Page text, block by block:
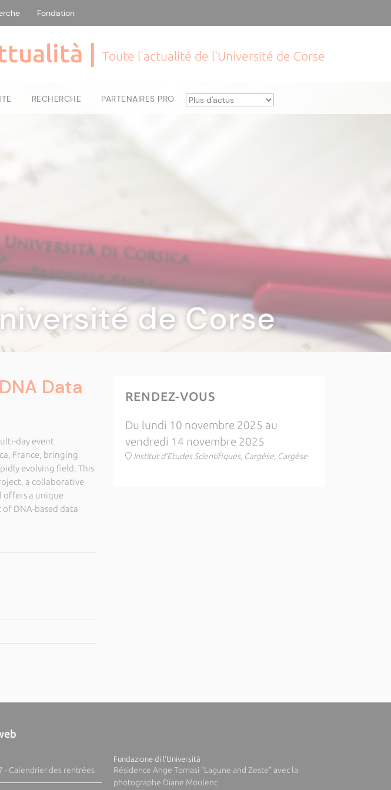
Fondation
| Toute l'actualité de l'Université de Corse
RECHERCHE PARTENAIRES PRO
de Corse
Data
day event
France, bringing
evolving field. This
a collaborative
offers a unique
DNA-based data
RENDEZ-VOUS
Du lundi 10 novembre 2025 au
vendredi 14 novembre 2025
Institut d'Etudes Scientifiques, Cargèse, Cargèse
- Calendrier des rentrées
Fundazione di l'Università
Résidence Ange Tomasi "Lagune and Zeste" avec la
photographe Diane Moulenc